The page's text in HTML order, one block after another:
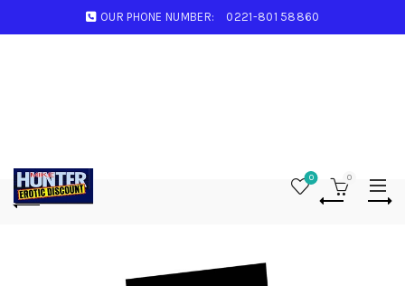
OUR PHONE NUMBER: 0221-801 58860
0 0